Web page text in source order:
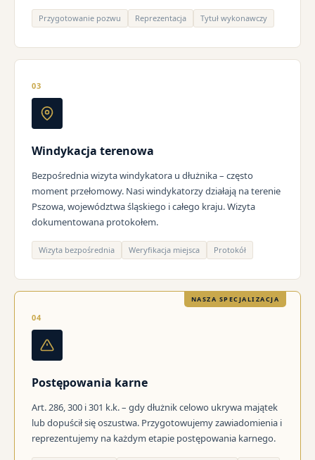
Przygotowanie pozwu Reprezentacja Tytuł wykonawczy
03
Windykacja terenowa
Bezpośrednia wizyta windykatora u dłużnika – często
moment przełomowy. Nasi windykatorzy działają na terenie
Pszowa, województwa śląskiego i całego kraju. Wizyta
dokumentowana protokołem.
Wizyta bezpośrednia Weryfikacja miejsca Protokół
NASZA SPECJALIZACJA
04
Postępowania karne
Art. 286, 300 i 301 k.k. – gdy dłużnik celowo ukrywa majątek
lub dopuścił się oszustwa. Przygotowujemy zawiadomienia i
reprezentujemy na każdym etapie postępowania karnego.